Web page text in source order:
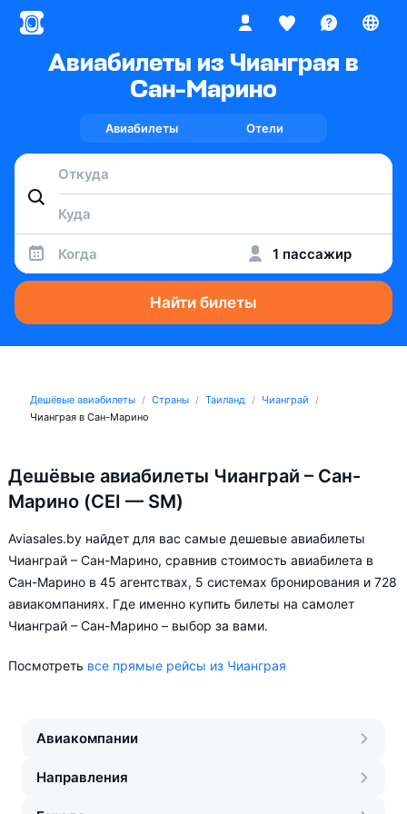
Авиабилеты из Чианграя в
Сан-Марино
Авиабилеты Отели
Когда 1 пассажир
Найти билеты
Дешёвые авиабилеты Страны Таиланд
Чианграй
Чианграя в Сан-Марино
Дешёвые авиабилеты Чианграй – Сан-
Марино (CEI — SM)
Aviasales.by найдет для вас самые дешевые авиабилеты
Чианграй – Сан-Марино, сравнив стоимость авиабилета в
Сан-Марино в 45 агентствах, 5 системах бронирования и 728
авиакомпаниях. Где именно купить билеты на самолет
Чианграй – Сан-Марино – выбор за вами.
Посмотреть все прямые рейсы из Чианграя
Авиакомпании
Направления